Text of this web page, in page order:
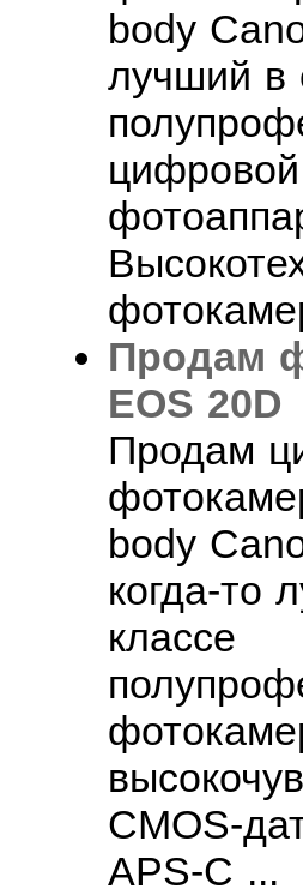
body
лучший в
Продам
EOS 20D
Продам
body
когда-то
классе
CMOS-
APS-C ...